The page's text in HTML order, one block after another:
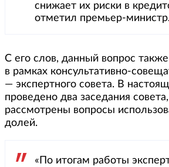
снижает их риски в
отметил премьер-
С его слов, данный вопрос
в рамках консультативно-
— экспертного совета. В
проведено два заседания
рассмотрены вопросы
долей.
«По итогам работы